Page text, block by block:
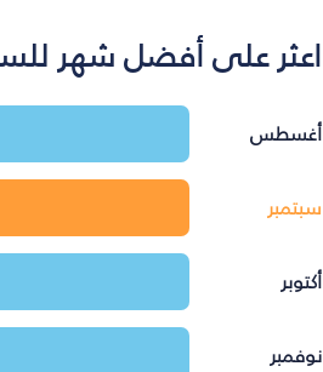
اعثر على أفضل شهر
أغسطس
سبتمبر
أكتوبر
نوفمبر